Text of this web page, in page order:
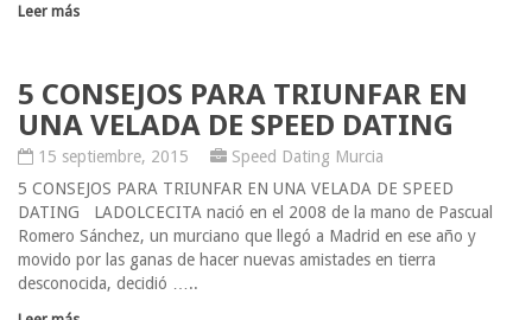
Leer más
5 CONSEJOS PARA TRIUNFAR EN
UNA VELADA DE SPEED DATING
15 septiembre, 2015
Speed Dating Murcia
5 CONSEJOS PARA TRIUNFAR EN UNA VELADA DE SPEED
DATING LADOLCECITA nació en el 2008 de la mano de Pascual
Romero Sánchez, un murciano que llegó a Madrid en ese año y
movido por las ganas de hacer nuevas amistades en tierra
desconocida, decidió …..